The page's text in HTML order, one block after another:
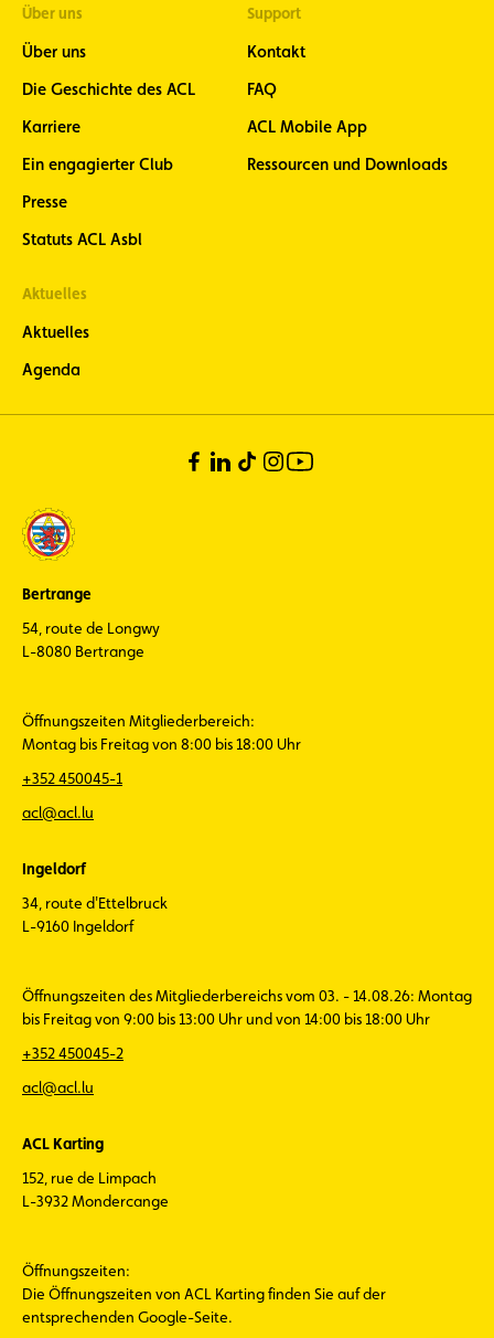
Über uns
Über uns
Die Geschichte des ACL
Karriere
Ein engagierter Club
Presse
Statuts ACL Asbl
Support
Kontakt
FAQ
ACL Mobile App
Ressourcen und Downloads
Aktuelles
Aktuelles
Agenda
Bertrange
54, route de Longwy
L-8080 Bertrange
Öffnungszeiten Mitgliederbereich:
Montag bis Freitag von 8:00 bis 18:00 Uhr
+352 450045-1
acl@acl.lu
Ingeldorf
34, route d'Ettelbruck
L-9160 Ingeldorf
Öffnungszeiten des Mitgliederbereichs vom 03. - 14.08.26: Montag
bis Freitag von 9:00 bis 13:00 Uhr und von 14:00 bis 18:00 Uhr
+352 450045-2
acl@acl.lu
ACL Karting
152, rue de Limpach
L-3932 Mondercange
Öffnungszeiten:
Die Öffnungszeiten von ACL Karting finden Sie auf der
entsprechenden Google-Seite.